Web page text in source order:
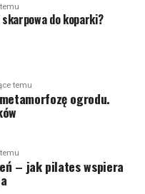
skarpowa do koparki?
temu
ogrodu.
– jak pilates wspiera